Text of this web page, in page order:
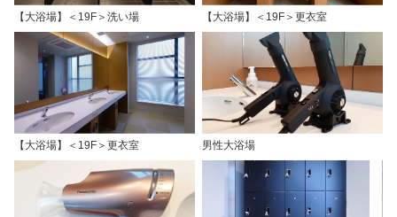
【大浴場】＜19F＞洗い場 【大浴場】＜19F＞更衣室
【大浴場】＜19F＞更衣室 男性大浴場